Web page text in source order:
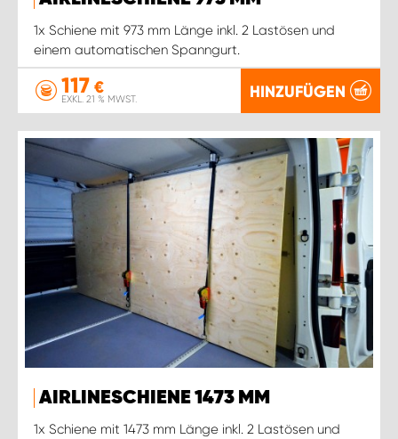
1x Schiene mit 973 mm Länge inkl. 2 Lastösen und
einem automatischen Spanngurt.
117 €
EXKL. 21 % MWST. HINZUFÜGEN
AIRLINESCHIENE 1473 MM
1x Schiene mit 1473 mm Länge inkl. 2 Lastösen und